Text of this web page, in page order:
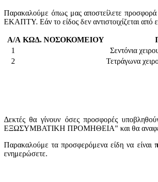
Παρακαλούμε όπως μας αποστείλετε προσφορά
ΕΚΑΠΤΥ. Εάν το είδος δεν αντιστοιχίζεται
Α/Α ΚΩΔ. ΝΟΣΟΚΟΜΕΙΟΥ
1
Σεντόνια
2
Τετράγωνα
Δεκτές θα γίνουν όσες προσφορές
ΕΞΩΣΥΜΒΑΤΙΚΗ ΠΡΟΜΗΘΕΙΑ" και θα
Παρακαλούμε τα προσφερόμενα είδη να είναι
ενημερώσετε.